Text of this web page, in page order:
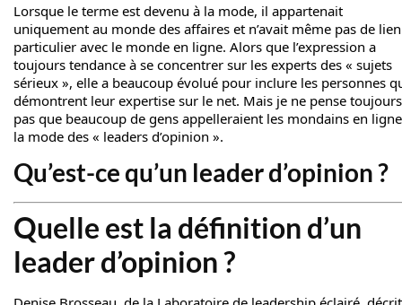
Lorsque le terme est devenu à la mode, il appartenait
uniquement au monde des affaires et n’avait même pas de lien
particulier avec le monde en ligne. Alors que l’expression a
toujours tendance à se concentrer sur les experts des « sujets
sérieux », elle a beaucoup évolué pour inclure les personnes
démontrent leur expertise sur le net. Mais je ne pense toujours
pas que beaucoup de gens appelleraient les mondains en
la mode des « leaders d’opinion ».
Qu’est-ce qu’un leader d’opinion ?
Quelle est la définition d’un
leader d’opinion ?